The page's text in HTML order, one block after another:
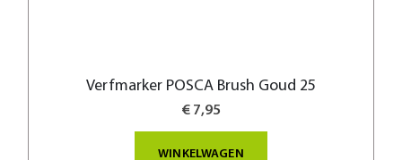
Verfmarker POSCA Brush Goud 25
€ 7,95
WINKELWAGEN